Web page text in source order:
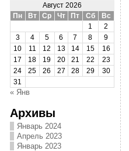
Август 2026
Пн
Вт Ср Чт Пт Сб
Вс
1
2
3
4 5 6 7 8
9
10
11 12 13 14 15
16
17
18 19 20 21 22
23
24
25 26 27 28 29
30
31
« Янв
Архивы
Январь 2024
Апрель 2023
Январь 2023